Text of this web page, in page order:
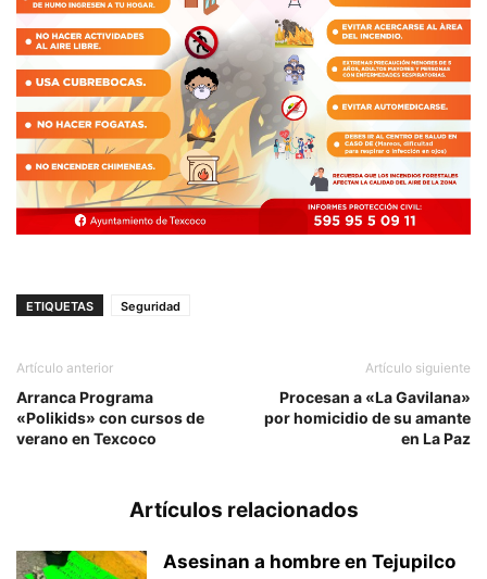
ETIQUETAS Seguridad
Artículo anterior
Arranca Programa
«Polikids» con cursos de
verano en Texcoco
Artículo siguiente
Procesan a «La Gavilana»
por homicidio de su amante
en La Paz
Artículos relacionados
Asesinan a hombre en Tejupilco